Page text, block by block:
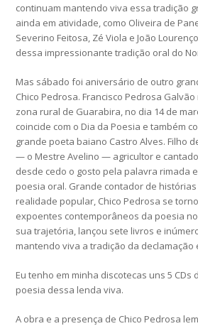
continuam mantendo viva essa tradição
ainda em atividade, como Oliveira de
Severino Feitosa, Zé Viola e João
dessa impressionante tradição oral do
Mas sábado foi aniversário de outro
Chico Pedrosa. Francisco Pedrosa
zona rural de Guarabira, no dia 14 de
coincide com o Dia da Poesia e também
grande poeta baiano Castro Alves. Filho
— o Mestre Avelino — agricultor e
desde cedo o gosto pela palavra rimada
poesia oral. Grande contador de
realidade popular, Chico Pedrosa se
expoentes contemporâneos da poesia
sua trajetória, lançou sete livros e
mantendo viva a tradição da declamação
Eu tenho em minha discotecas uns 5 CDs
poesia dessa lenda viva.
A obra e a presença de Chico Pedrosa